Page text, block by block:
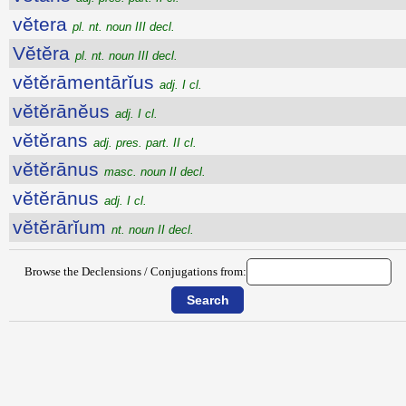
vĕtera pl. nt. noun III decl.
Vĕtĕra pl. nt. noun III decl.
vĕtĕrāmentārĭus adj. I cl.
vĕtĕrānĕus adj. I cl.
vĕtĕrans adj. pres. part. II cl.
vĕtĕrānus masc. noun II decl.
vĕtĕrānus adj. I cl.
vĕtĕrārĭum nt. noun II decl.
Browse the Declensions / Conjugations from: